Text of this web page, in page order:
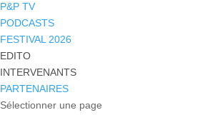
P&P TV
PODCASTS
FESTIVAL 2026
EDITO
INTERVENANTS
PARTENAIRES
Sélectionner une page